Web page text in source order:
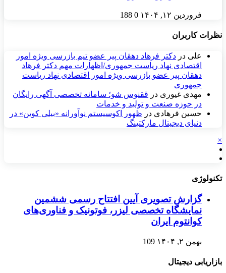
فروردین ۱۲, ۱۴۰۴ 0
188
نظرات کاربران
علی در دکتر فرهاد دهقان پیر عضو تيم بازرسی ويژه امور
اقتصادی نهاد رياست جمهوری/اظهارات مهم دکتر فرهاد
دهقان پیر عضو بازرسی ویژه امور اقتصادی نهاد ریاست
جمهوری
مهدی غیوری در ققنوس شو؛ سامانه تخصصی آگهی رایگان
در حوزه صنعت و تولید و خدمات
حسین فرهادی در ظهور اکوسیستم نوآورانه «بیلی کوین» در
دنیای دیجیتال مارکتینگ
×
تکنولوژی
گزارش تصویری آیین افتتاح رسمی ششمین
نمایشگاه تخصصی لیزر، فوتونیک و فناوری‌های
کوانتوم ایران
بهمن ۲, ۱۴۰۴ 109
بازاریابی دیجیتال